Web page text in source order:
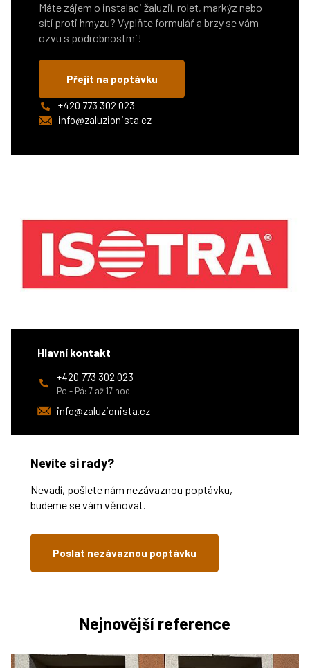
Máte zájem o instalaci žaluzií, rolet, markýz nebo
sítí proti hmyzu? Vyplňte formulář a brzy se vám
ozvu s podrobnostmi!
Přejít na poptávku
+420 773 302 023
info@zaluzionista.cz
Hlavní kontakt
+420 773 302 023
Po - Pá: 7 až 17 hod.
info@zaluzionista.cz
Nevíte si rady?
Nevadí, pošlete nám nezávaznou poptávku,
budeme se vám věnovat.
Poslat nezávaznou poptávku
Nejnovější reference